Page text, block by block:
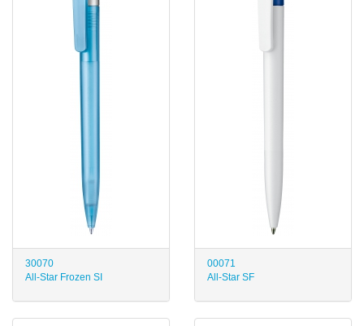
30070
All-Star Frozen SI
00071
All-Star SF